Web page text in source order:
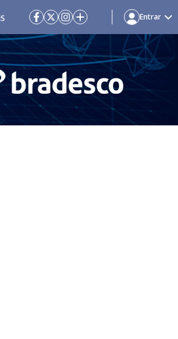
Entrar